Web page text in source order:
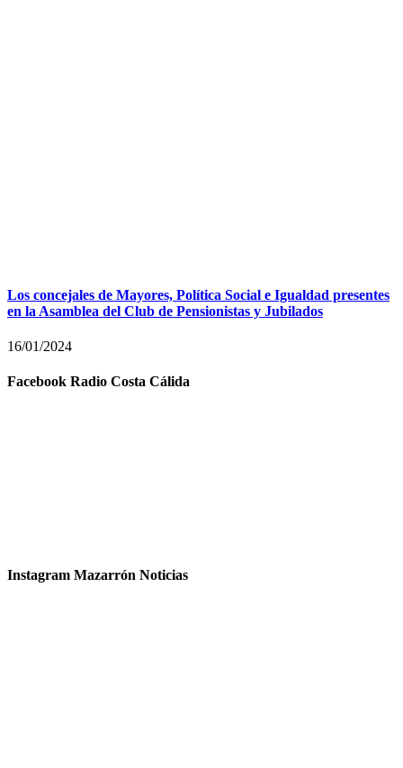
Los concejales de Mayores, Política Social e Igualdad presentes
en la Asamblea del Club de Pensionistas y Jubilados
16/01/2024
Facebook Radio Costa Cálida
Instagram Mazarrón Noticias